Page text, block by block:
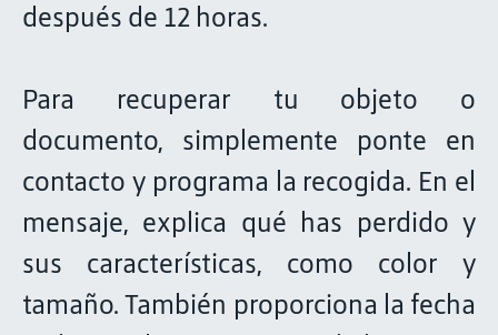
después de 12 horas.
Para recuperar tu objeto o
documento, simplemente ponte en
contacto y programa la recogida. En el
mensaje, explica qué has perdido y
sus características, como color y
tamaño. También proporciona la fecha